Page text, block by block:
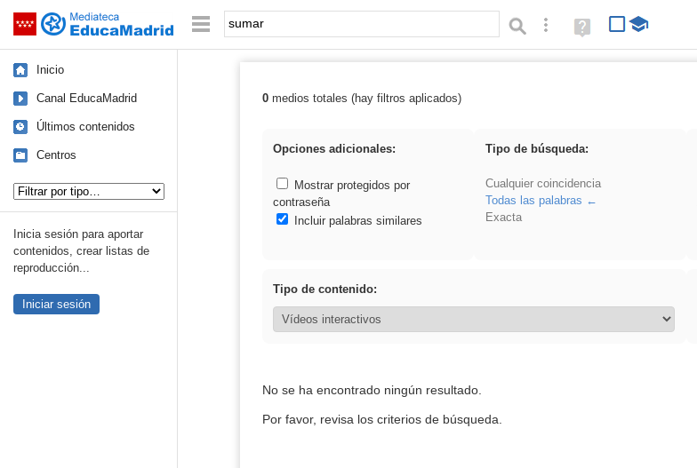
Saltar navegación Palabra o frase: Búsqueda avanzada
Ayuda
(en
Inicio
Canal EducaMadrid
Últimos contenidos
Centros
Inicia sesión para aportar
contenidos, crear listas de
reproducción...
Iniciar sesión
Resultados de: sumar
0medios totales (hay filtros aplicados)
Opciones adicionales:
Mostrar protegidos por
contraseña
Incluir palabras similares
Tipo de búsqueda:
Cualquier coincidencia
Todas las palabras
Exacta
Tipo de contenido:
No se ha encontrado ningún resultado.
Por favor, revisa los criterios de búsqueda.